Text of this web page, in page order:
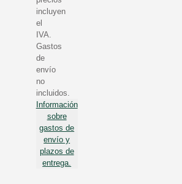
incluyen
el
IVA.
Gastos
de
envío
no
incluidos.
Información
sobre
gastos de
envío y
plazos de
entrega.